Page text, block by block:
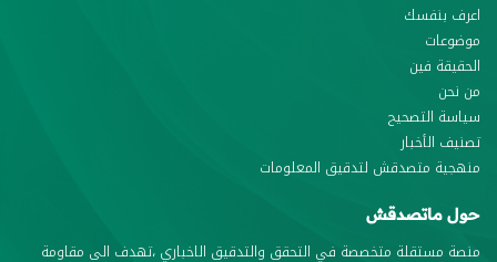
اعرف بنفسك
موضوعات
الحقيقة فين
من نحن
سياسة التصحيح
تصنيف الأخبار
منهجية متصدقش لتدقيق المعلومات
حول ماتصدقش
منصة مستقلة متخصصة في التحقق والتدقيق الاخباري ،تهدف الى مقاومة